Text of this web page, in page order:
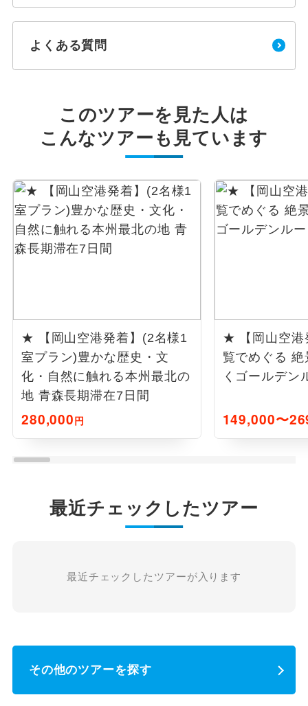
よくある質問
このツアーを見た人は
こんなツアーも見ています
★ 【岡山空港発着】(2名様1
室プラン)豊かな歴史・文
化・自然に触れる本州最北の
地 青森長期滞在7日間
280,000円
★ 【岡山空港
覧でめぐる
くゴールデン
149,000〜
最近チェックしたツアー
最近チェックしたツアーが入ります
その他のツアーを探す